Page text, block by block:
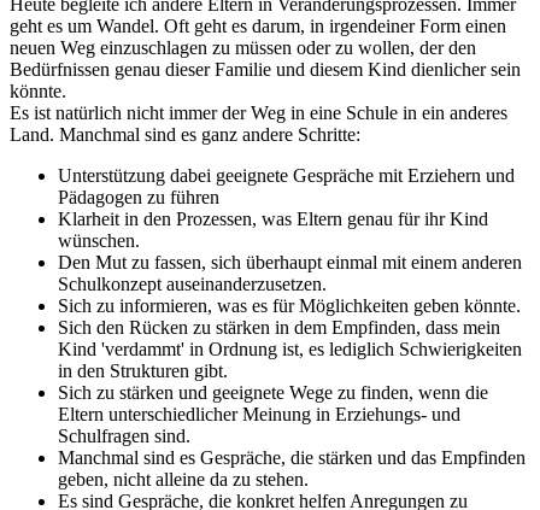
Heute begleite ich andere Eltern in Veränderungsprozessen. Immer
geht es um Wandel. Oft geht es darum, in irgendeiner Form einen
neuen Weg einzuschlagen zu müssen oder zu wollen, der den
Bedürfnissen genau dieser Familie und diesem Kind dienlicher sein
könnte.
Es ist natürlich nicht immer der Weg in eine Schule in ein anderes
Land. Manchmal sind es ganz andere Schritte:
Unterstützung dabei geeignete Gespräche mit Erziehern und
Pädagogen zu führen
Klarheit in den Prozessen, was Eltern genau für ihr Kind
wünschen.
Den Mut zu fassen, sich überhaupt einmal mit einem anderen
Schulkonzept auseinanderzusetzen.
Sich zu informieren, was es für Möglichkeiten geben könnte.
Sich den Rücken zu stärken in dem Empfinden, dass mein
Kind 'verdammt' in Ordnung ist, es lediglich Schwierigkeiten
in den Strukturen gibt.
Sich zu stärken und geeignete Wege zu finden, wenn die
Eltern unterschiedlicher Meinung in Erziehungs- und
Schulfragen sind.
Manchmal sind es Gespräche, die stärken und das Empfinden
geben, nicht alleine da zu stehen.
Es sind Gespräche, die konkret helfen Anregungen zu